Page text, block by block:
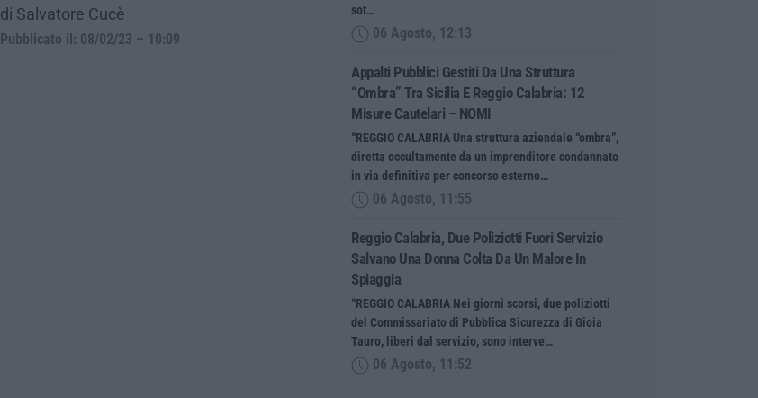
di Salvatore Cucè
Pubblicato il: 08/02/23 – 10:09
sot…
06 Agosto, 12:13
Appalti Pubblici Gestiti Da Una Struttura
“ombra” Tra Sicilia E Reggio Calabria: 12
Misure Cautelari – NOMI
“REGGIO CALABRIA Una struttura aziendale “ombra”,
diretta occultamente da un imprenditore condannato
in via definitiva per concorso esterno…
06 Agosto, 11:55
Reggio Calabria, Due Poliziotti Fuori Servizio
Salvano Una Donna Colta Da Un Malore In
Spiaggia
“REGGIO CALABRIA Nei giorni scorsi, due poliziotti
del Commissariato di Pubblica Sicurezza di Gioia
Tauro, liberi dal servizio, sono interve…
06 Agosto, 11:52